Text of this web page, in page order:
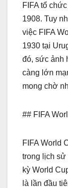
FIFA tổ
1908. Tuy
việc FIFA
1930 tại
đó, sức ảnh
càng lớn
mong chờ
## FIFA
FIFA World
trong lịch sử
kỳ World
là lần đầu